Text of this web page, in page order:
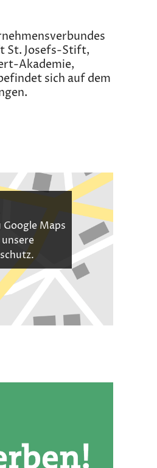
St. Josefs-Stift,
Akademie,
sich auf dem
Maps
.